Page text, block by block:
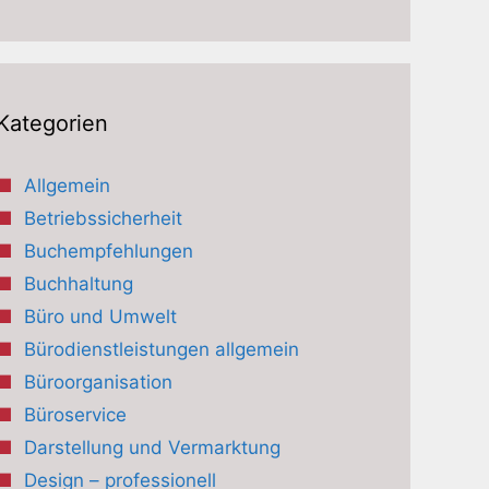
Allgemein
Betriebssicherheit
Buchempfehlungen
Buchhaltung
Büro und Umwelt
Bürodienstleistungen allgemein
Büroorganisation
Büroservice
Darstellung und Vermarktung
Design – professionell